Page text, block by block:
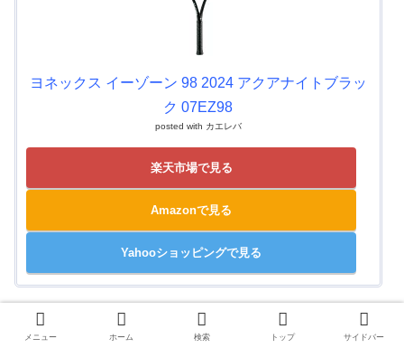
ヨネックス イーゾーン 98 2024 アクアナイトブラッ
ク 07EZ98
posted with カエレバ
楽天市場で見る
Amazonで見る
Yahooショッピングで見る
（※ラケットはネットだと人件費や仲介コストが減らせる
メニュー ホーム 検索 トップ サイドバー